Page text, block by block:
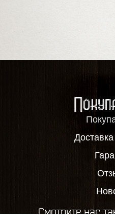
Смотрите нас